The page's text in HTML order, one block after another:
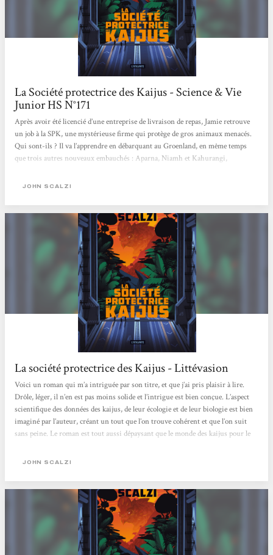
La Société protectrice des Kaijus - Science & Vie
Junior HS N°171
Après avoir été licencié d’une entreprise de livraison de repas, Jamie retrouve
un job à la SPK, une mystérieuse firme qui protège de gros animaux menacés.
Qui sont-ils ? Il va l’apprendre en débarquant au Groenland, en même temps
que trois autres nouveaux embauchés : Aparna, Niamh et Kahurangi,
l’écosystème d’une Terre parallèle, où vivent… des kaijus. Et de les protéger
JOHN SCALZI
La société protectrice des Kaijus - Littévasion
Voici un roman qui m’a intriguée par son titre, et que j’ai pris plaisir à lire.
Drôle, léger, il n’en est pas moins solide et l’intrigue est bien conçue. L’aspect
scientifique des données des kaijus, de leur écologie et de leur biologie est bien
imaginé par l’auteur, créant un tout que l’on trouve cohérent et que l’on suit
sans peine. Le roman est tout aussi dépaysant que le monde des kaijus pour le
monstres à la littérature SF, en passant par le jeu...
JOHN SCALZI